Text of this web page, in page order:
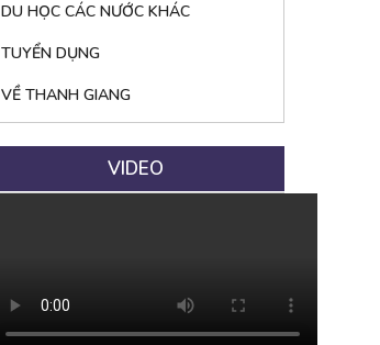
DU HỌC CÁC NƯỚC KHÁC
TUYỂN DỤNG
VỀ THANH GIANG
VIDEO